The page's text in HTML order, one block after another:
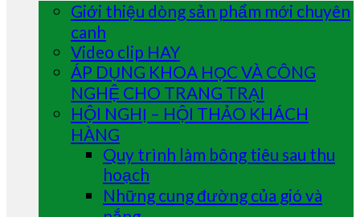
Giới thiệu dòng sản phẩm mới chuyên
canh
Video clip HAY
ÁP DỤNG KHOA HỌC VÀ CÔNG
NGHỆ CHO TRANG TRẠI
HỘI NGHỊ – HỘI THẢO KHÁCH
HÀNG
Quy trình làm bông tiêu sau thu
hoạch
Những cung đường của gió và